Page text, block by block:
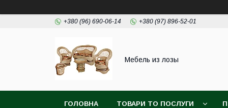
+380 (96) 690-06-14 +380 (97) 896-52-01
Мебель из лозы
ГОЛОВНА ТОВАРИ ТО ПОСЛУГИ